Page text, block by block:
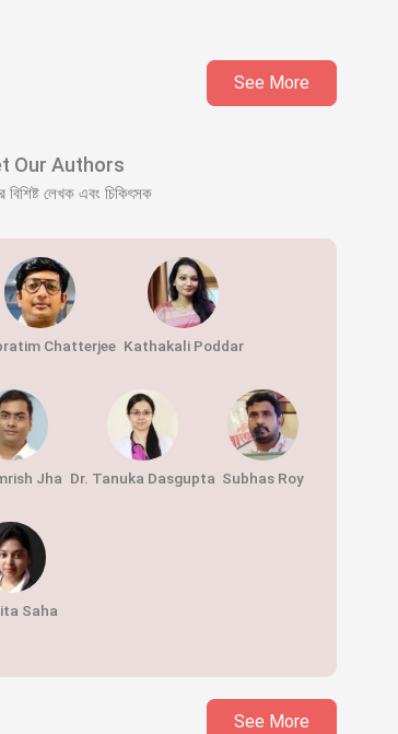
See More
Our Authors
বিশিষ্ট লেখক এবং চিকিৎসক
Chatterjee Kathakali Poddar
Jha Dr. Tanuka Dasgupta Subhas Roy
Saha
See More